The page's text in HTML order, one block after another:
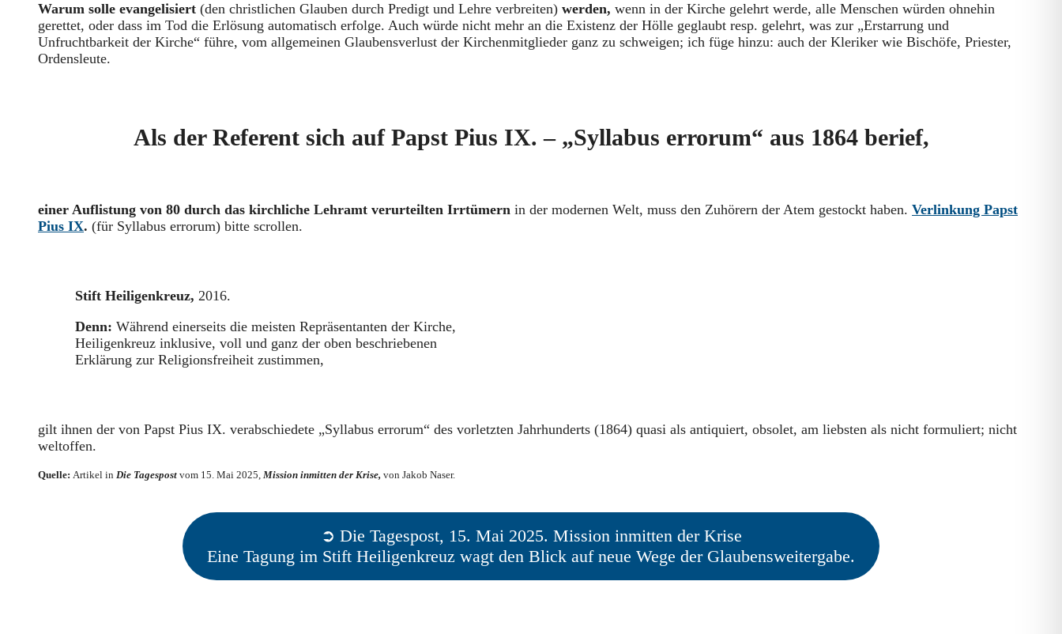
Warum solle evangelisiert (den christlichen Glauben durch Predigt und Lehre verbreiten) werden, wenn in der Kirche gelehrt werde, alle Menschen würden ohnehin
gerettet, oder dass im Tod die Erlösung automatisch erfolge. Auch würde nicht mehr an die Existenz der Hölle geglaubt resp. gelehrt, was zur „Erstarrung und
Unfruchtbarkeit der Kirche“ führe, vom allgemeinen Glaubensverlust der Kirchenmitglieder ganz zu schweigen; ich füge hinzu: auch der Kleriker wie Bischöfe, Priester,
Ordensleute.
Als der Referent sich auf Papst Pius IX. – „Syllabus errorum“ aus 1864 berief,
einer Auflistung von 80 durch das kirchliche Lehramt verurteilten Irrtümern in der modernen Welt, muss den Zuhörern der Atem gestockt haben. Verlinkung Papst
Pius IX. (für Syllabus errorum) bitte scrollen.
Stift Heiligenkreuz, 2016.
Denn: Während einerseits die meisten Repräsentanten der Kirche,
Heiligenkreuz inklusive, voll und ganz der oben beschriebenen
Erklärung zur Religionsfreiheit zustimmen,
gilt ihnen der von Papst Pius IX. verabschiedete „Syllabus errorum“ des vorletzten Jahrhunderts (1864) quasi als antiquiert, obsolet, am liebsten als nicht formuliert; nicht
weltoffen.
Quelle: Artikel in Die Tagespost vom 15. Mai 2025, Mission inmitten der Krise, von Jakob Naser.
➲ Die Tagespost, 15. Mai 2025. Mission inmitten der Krise
Eine Tagung im Stift Heiligenkreuz wagt den Blick auf neue Wege der Glaubensweitergabe.